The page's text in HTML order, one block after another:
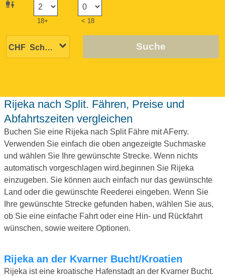
18+ < 18
Suche
Rijeka nach Split. Fähren, Preise und
Abfahrtszeiten vergleichen
Buchen Sie eine Rijeka nach Split Fähre mit AFerry.
Verwenden Sie einfach die oben angezeigte Suchmaske
und wählen Sie Ihre gewünschte Strecke. Wenn nichts
automatisch vorgeschlagen wird,beginnen Sie Rijeka
einzugeben. Sie können auch einfach nur das gewünschte
Land oder die gewünschte Reederei eingeben. Wenn Sie
Ihre gewünschte Strecke gefunden haben, wählen Sie aus,
ob Sie eine einfache Fahrt oder eine Hin- und Rückfahrt
wünschen, sowie weitere Optionen.
Rijeka an der Kvarner Bucht/Kroatien
Rijeka ist eine kroatische Hafenstadt an der Kvarner Bucht.